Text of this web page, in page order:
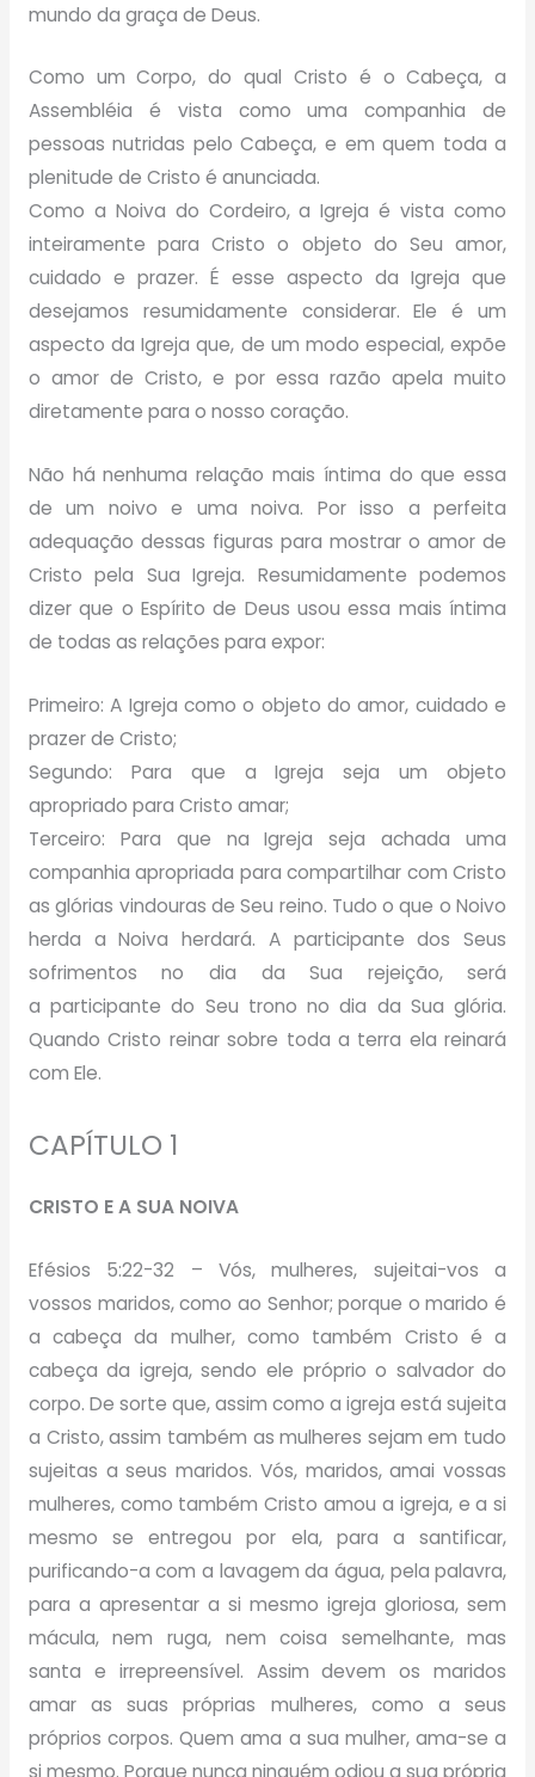
mundo da graça de Deus.
Como um Corpo, do qual Cristo é o Cabeça, a
Assembléia é vista como uma companhia de
pessoas nutridas pelo Cabeça, e em quem toda a
plenitude de Cristo é anunciada.
Como a Noiva do Cordeiro, a Igreja é vista como
inteiramente para Cristo o objeto do Seu amor,
cuidado e prazer. É esse aspecto da Igreja que
desejamos resumidamente considerar. Ele é um
aspecto da Igreja que, de um modo especial, expõe
o amor de Cristo, e por essa razão apela muito
diretamente para o nosso coração.
Não há nenhuma relação mais íntima do que essa
de um noivo e uma noiva. Por isso a perfeita
adequação dessas figuras para mostrar o amor de
Cristo pela Sua Igreja. Resumidamente podemos
dizer que o Espírito de Deus usou essa mais íntima
de todas as relações para expor:
Primeiro: A Igreja como o objeto do amor, cuidado e
prazer de Cristo;
Segundo: Para que a Igreja seja um objeto
apropriado para Cristo amar;
Terceiro: Para que na Igreja seja achada uma
companhia apropriada para compartilhar com Cristo
as glórias vindouras de Seu reino. Tudo o que o Noivo
herda a Noiva herdará. A participante dos Seus
sofrimentos no dia da Sua rejeição, será
a participante do Seu trono no dia da Sua glória.
Quando Cristo reinar sobre toda a terra ela reinará
com Ele.
CAPÍTULO 1
CRISTO E A SUA NOIVA
Efésios 5:22-32 – Vós, mulheres, sujeitai-vos a
vossos maridos, como ao Senhor; porque o marido é
a cabeça da mulher, como também Cristo é a
cabeça da igreja, sendo ele próprio o salvador do
corpo. De sorte que, assim como a igreja está sujeita
a Cristo, assim também as mulheres sejam em tudo
sujeitas a seus maridos. Vós, maridos, amai vossas
mulheres, como também Cristo amou a igreja, e a si
mesmo se entregou por ela, para a santificar,
purificando-a com a lavagem da água, pela palavra,
para a apresentar a si mesmo igreja gloriosa, sem
mácula, nem ruga, nem coisa semelhante, mas
santa e irrepreensível. Assim devem os maridos
amar as suas próprias mulheres, como a seus
próprios corpos. Quem ama a sua mulher, ama-se a
si mesmo. Porque nunca ninguém odiou a sua própria